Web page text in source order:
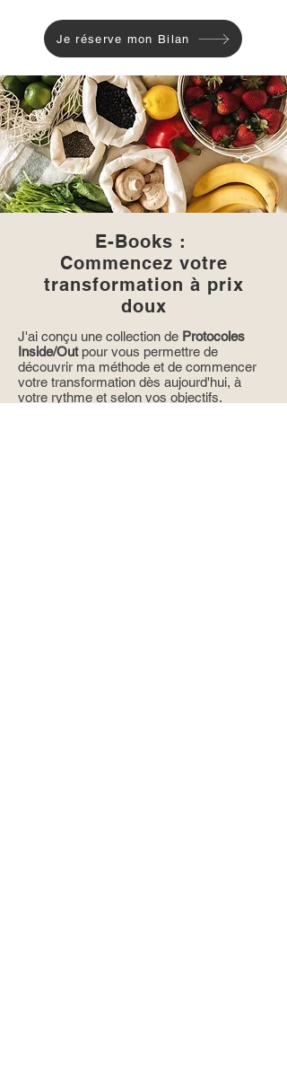
Je réserve mon Bilan
E-Books :
Commencez votre
transformation à prix
doux
J'ai conçu une collection de Protocoles
Inside/Outpour vous permettre de
découvrir ma méthode et de commencer
votre transformation dès aujourd'hui, à
votre rythme et selon vos objectifs.